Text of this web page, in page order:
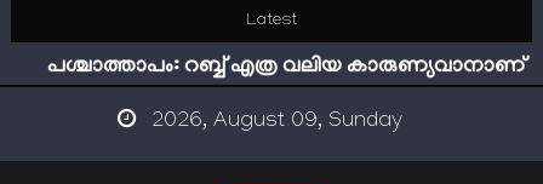
content
Latest
ഇമാം നവവി: അനന്തമായ നാൽപതാണ്ടുകൾ
പശ്ചാത്താപം: റബ്ബ് എത്ര വലിയ കാരുണ്യവാനാണ്
ഇന്ന് നേടിയാൽ ഇരട്ടി നേടാം
2026, August 09, Sunday